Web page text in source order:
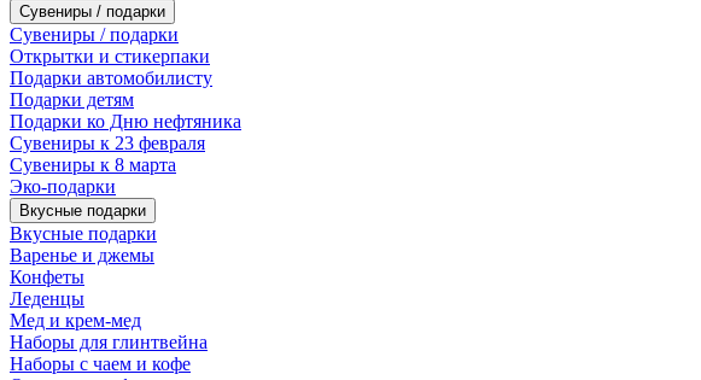
Сувениры / подарки
Сувениры / подарки
Открытки и стикерпаки
Подарки автомобилисту
Подарки детям
Подарки ко Дню нефтяника
Сувениры к 23 февраля
Сувениры к 8 марта
Эко-подарки
Вкусные подарки
Вкусные подарки
Варенье и джемы
Конфеты
Леденцы
Мед и крем-мед
Наборы для глинтвейна
Наборы с чаем и кофе